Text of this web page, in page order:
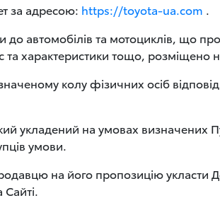
за адресою: https://toyota-ua.com .
до автомобілів та мотоциклів, що
характеристики тощо, розміщено
колу фізичних осіб
укладений на умовах
умови.
на його пропозицію укласти